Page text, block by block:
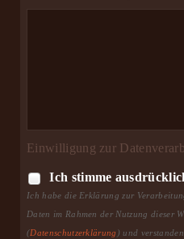
Einwilligung zur
Ich stimme
Ich habe die Erklärung zur
Daten im Rahmen der Nutzung dieser
(Datenschutzerklärung ) und